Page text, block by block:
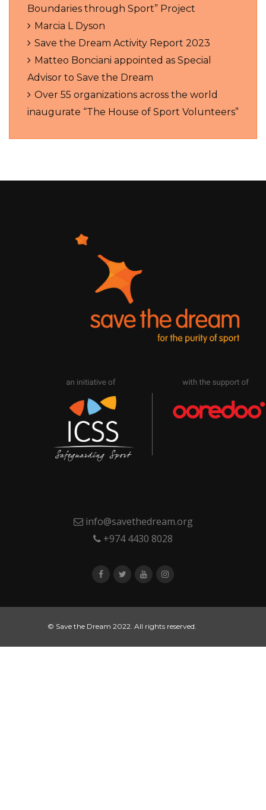
Boundaries through Sport” Project
Marcia L Dyson
Save the Dream Activity Report 2023
Matteo Bonciani appointed as Special
Advisor to Save the Dream
Over 55 organizations across the world
inaugurate “The House of Sport Volunteers”
info@savethedream.org
+974 4430 8028
© Save the Dream 2022. All rights reserved.